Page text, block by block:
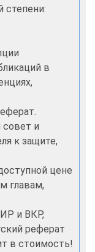
степени:
в
и
к защите,
цене
главам,
и ВКР,
реферат
в стоимость!